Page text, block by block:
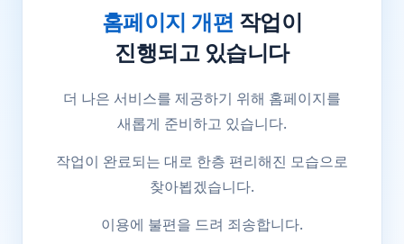
홈페이지 개편 작업이
진행되고 있습니다
더 나은 서비스를 제공하기 위해 홈페이지를
새롭게 준비하고 있습니다.
작업이 완료되는 대로 한층 편리해진 모습으로
찾아뵙겠습니다.
이용에 불편을 드려 죄송합니다.